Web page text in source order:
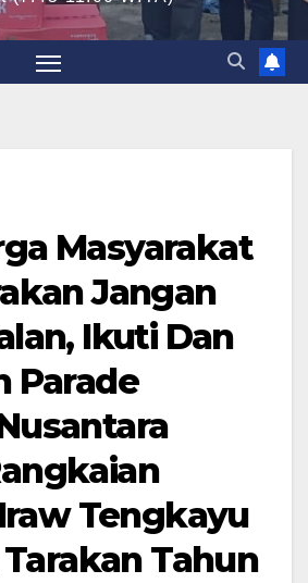
Masyarakat
Jangan
Ikuti Dan
Parade
Tengkayu
Tahun